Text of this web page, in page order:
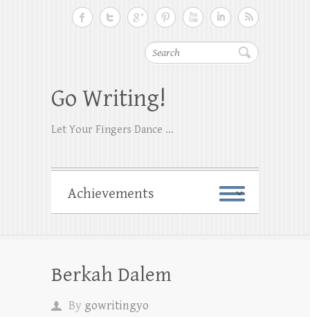
Search
Go Writing!
Let Your Fingers Dance ...
Berkah Dalem
By gowritingyo